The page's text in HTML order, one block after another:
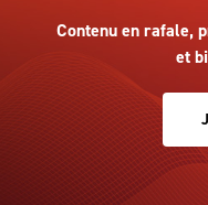
Contenu en rafale,
et